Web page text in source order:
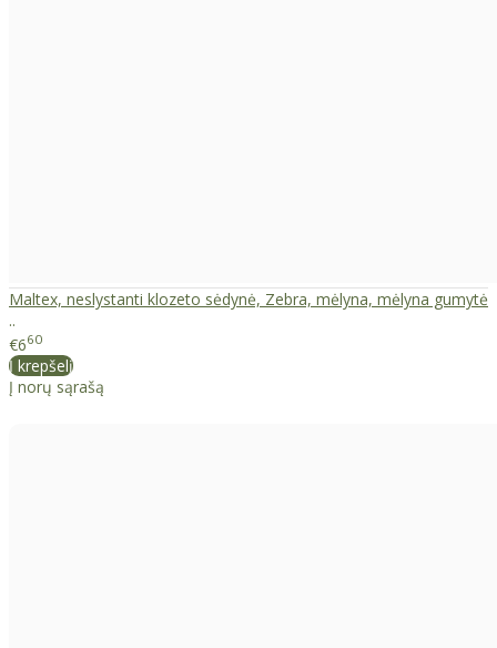
Maltex, neslystanti klozeto sėdynė, Zebra, mėlyna, mėlyna gumytė
..
€660
Į krepšelį
Į norų sąrašą